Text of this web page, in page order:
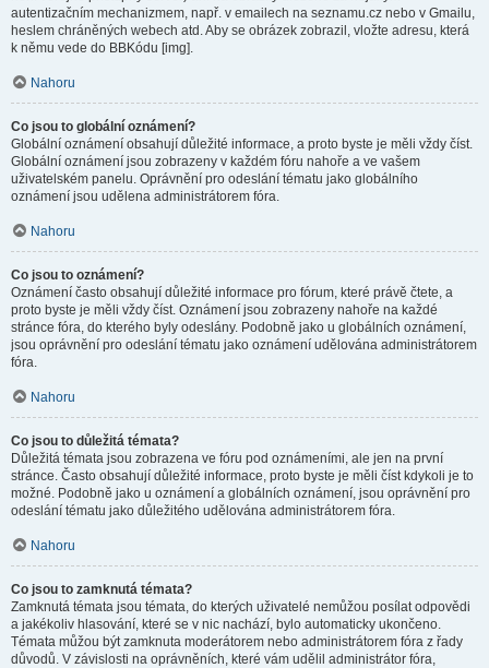
autentizačním mechanizmem, např. v emailech na seznamu.cz nebo v Gmailu,
heslem chráněných webech atd. Aby se obrázek zobrazil, vložte adresu, která
k němu vede do BBKódu [img].
Nahoru
Co jsou to globální oznámení?
Globální oznámení obsahují důležité informace, a proto byste je měli vždy číst.
Globální oznámení jsou zobrazeny v každém fóru nahoře a ve vašem
uživatelském panelu. Oprávnění pro odeslání tématu jako globálního
oznámení jsou udělena administrátorem fóra.
Nahoru
Co jsou to oznámení?
Oznámení často obsahují důležité informace pro fórum, které právě čtete, a
proto byste je měli vždy číst. Oznámení jsou zobrazeny nahoře na každé
stránce fóra, do kterého byly odeslány. Podobně jako u globálních oznámení,
jsou oprávnění pro odeslání tématu jako oznámení udělována administrátorem
fóra.
Nahoru
Co jsou to důležitá témata?
Důležitá témata jsou zobrazena ve fóru pod oznámeními, ale jen na první
stránce. Často obsahují důležité informace, proto byste je měli číst kdykoli je to
možné. Podobně jako u oznámení a globálních oznámení, jsou oprávnění pro
odeslání tématu jako důležitého udělována administrátorem fóra.
Nahoru
Co jsou to zamknutá témata?
Zamknutá témata jsou témata, do kterých uživatelé nemůžou posílat odpovědi
a jakékoliv hlasování, které se v nic nachází, bylo automaticky ukončeno.
Témata můžou být zamknuta moderátorem nebo administrátorem fóra z řady
důvodů. V závislosti na oprávněních, které vám udělil administrátor fóra,